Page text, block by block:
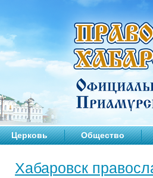
Церковь Общество
Хабаровск